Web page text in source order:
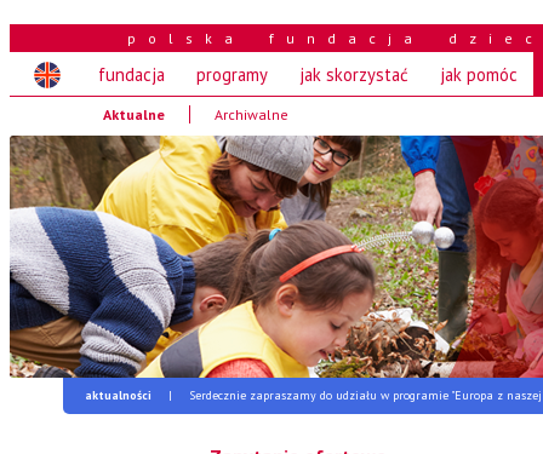
polska fundacja
fundacja programy jak skorzystać jak pomóc
Aktualne Archiwalne
aktualności | Serdecznie zapraszamy do udziału w programie "Europa z